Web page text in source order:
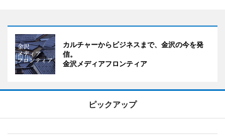
カルチャーからビジネスまで、金沢の今を発
信。
金沢メディアフロンティア
ピックアップ